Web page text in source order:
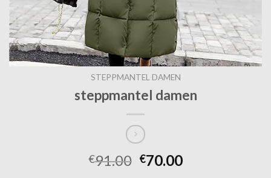
STEPPMANTEL DAMEN
steppmantel damen
€91.00 €70.00